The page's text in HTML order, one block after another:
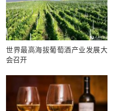
世界最高海拔葡萄酒产业发展大
会召开